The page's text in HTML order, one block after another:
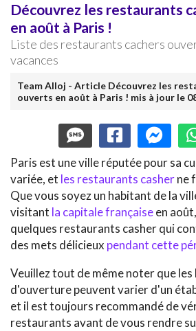
Découvrez les restaurants
en août à Paris !
Liste des restaurants cachers
vacances
Team Alloj - Article Découvrez les
ouverts en août à Paris ! mis à jour le
Paris est une ville réputée pour sa
variée, et les restaurants casherne
Que vous soyez un habitant de la
visitant la capitale françaiseen
quelques restaurants casher qui
des mets délicieux pendant cette
Veuillez tout de même noter que
d'ouverture peuvent varier d'un
et il est toujours recommandé de
restaurants avant de vous rendre